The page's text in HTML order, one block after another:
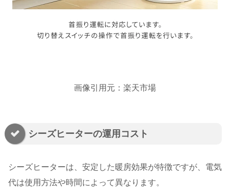
画像引用元：楽天市場
シーズヒーターの運用コスト
シーズヒーターは、安定した暖房効果が特徴ですが、電気
代は使用方法や時間によって異なります。